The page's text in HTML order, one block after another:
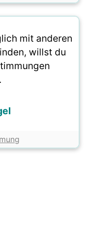
mit anderen
willst du